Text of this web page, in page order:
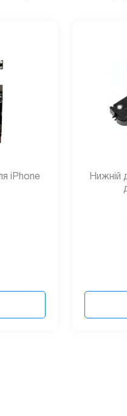
iPhone
Нижній